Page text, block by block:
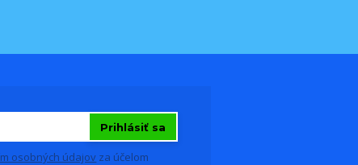
Prihlásiť sa
osobných údajov za účelom